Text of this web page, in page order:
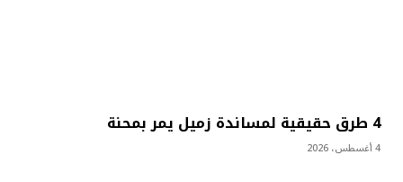
4 طرق حقيقية لمساندة زميل يمر بمحنة
4 أغسطس، 2026